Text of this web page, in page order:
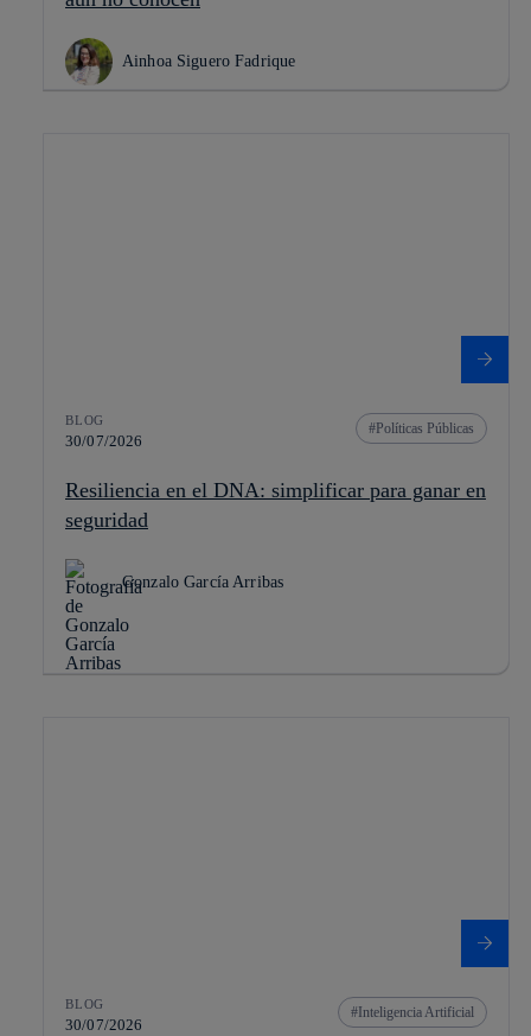
Ainhoa Siguero Fadrique
BLOG
30/07/2026
Políticas Públicas
Resiliencia en el DNA: simplificar para ganar en
seguridad
Gonzalo García Arribas
BLOG
30/07/2026
Inteligencia Artificial